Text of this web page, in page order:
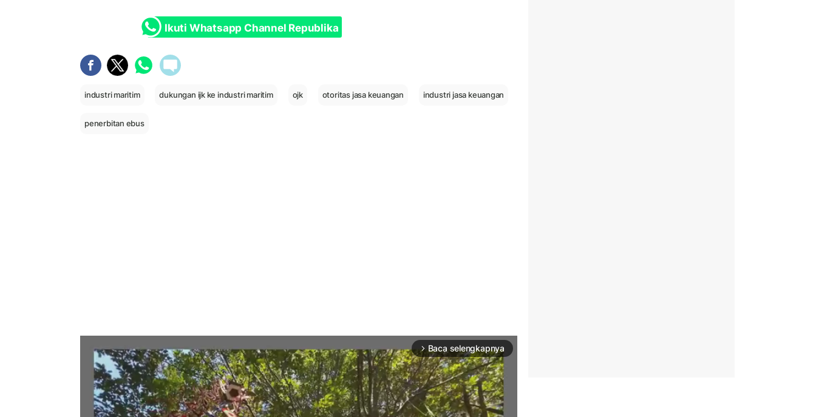
Ikuti Whatsapp Channel Republika
industri maritim dukungan ijk ke industri maritim ojk otoritas jasa keuangan industri jasa keuangan
penerbitan ebus
arrow_forward_ios Baca selengkapnya